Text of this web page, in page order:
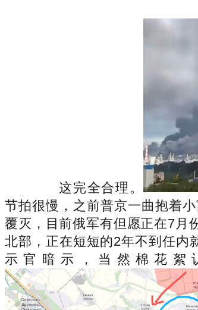
这完全合理。
节拍很慢，之前普京一曲抱着
覆灭，目前俄军有但愿正在7月
北部，正在短短的2年不到任内
示官暗示，当然棉花絮